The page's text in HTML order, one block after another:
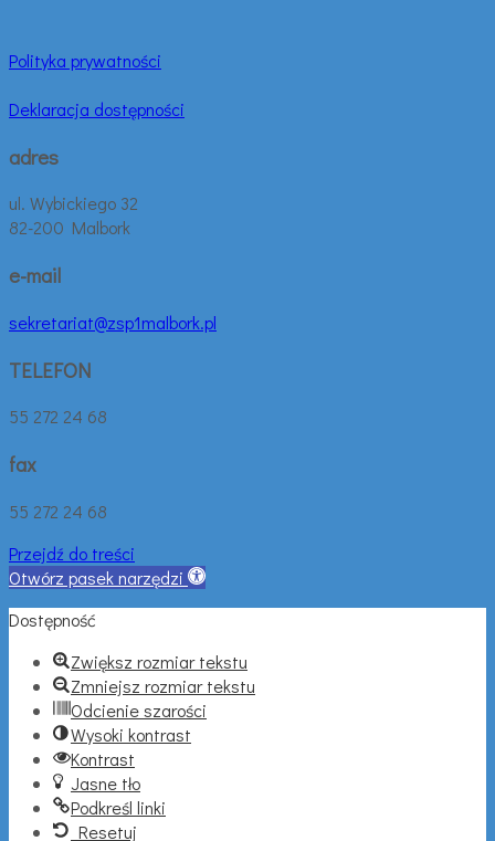
Polityka prywatności
Deklaracja dostępności
adres
ul. Wybickiego 32
82-200 Malbork
e-mail
sekretariat@zsp1malbork.pl
TELEFON
55 272 24 68
fax
55 272 24 68
Przejdź do treści
Otwórz pasek narzędzi
Dostępność
Zwiększ rozmiar tekstu
Zmniejsz rozmiar tekstu
Odcienie szarości
Wysoki kontrast
Kontrast
Jasne tło
Podkreśl linki
Resetuj